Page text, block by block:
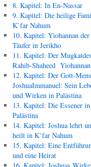
8. Kapitel: In En-Nassar
9. Kapitel: Die heilige
K’far Nahum
10. Kapitel: Yiohannan der
Täufer in Jerikho
11. Kapitel: Der
Rahib-Shaheed
12. Kapitel: Der Gott-
JoshuaImmanuel: Sein
und Wirken in Palästina
13. Kapitel: Die Essener in
Palästina
14. Kapitel: Joshua lehrt
heilt in K’far Nahum
15. Kapitel: Eine
und eine Heirat